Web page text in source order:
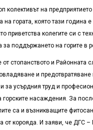
колективът на
гората, която тази година е
приветства колегите си с
за поддържането на горите в
стопанството и Районната
и
за усърдния труд и
насаждения. За
са и възникващите
от корояда. И заяви, че ДГС